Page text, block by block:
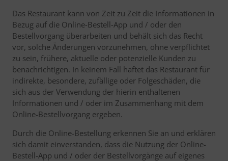
Das Restaurant kann von Zeit zu Zeit die Informationen in
Bezug auf die Online-Bestell-App und / oder den
Bestellvorgang überarbeiten und behält sich das Recht
vor, solche Änderungen vorzunehmen, ohne verpflichtet
zu sein, frühere, aktuelle oder potenzielle Kunden zu
benachrichtigen. In keinem Fall haftet das Restaurant für
indirekte, besondere, zufällige oder Folgeschäden, die
sich aus der Verwendung der hierin enthaltenen
Informationen und / oder im Zusammenhang mit dem
Online-Bestellvorgang ergeben.
Durch die Online-Bestellung erkennen Sie an und erklären
sich damit einverstanden, dass die Nutzung der Online-
Bestell-App und / oder der Bestellvorgänge auf eigenes